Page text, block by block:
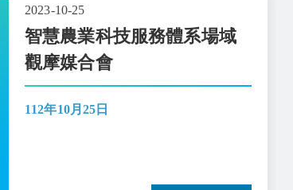
2023-10-25
智慧農業科技服務體系場域
觀摩媒合會
112年10月25日